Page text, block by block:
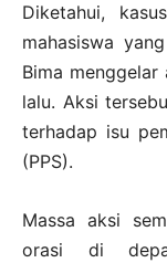
Diketahui,
mahasiswa
Bima
lalu. Aksi
terhadap isu
(PPS).
Massa aksi
orasi di